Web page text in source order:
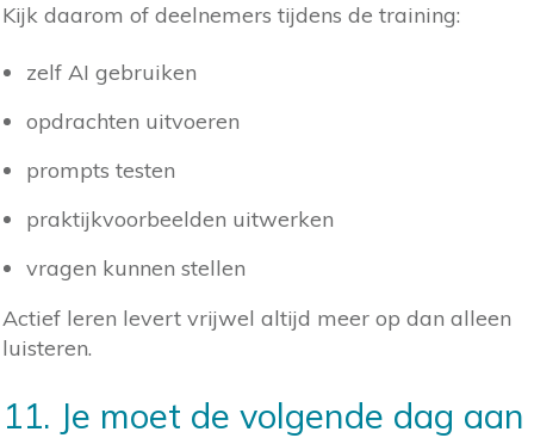
Kijk daarom of deelnemers tijdens de training:
zelf AI gebruiken
opdrachten uitvoeren
prompts testen
praktijkvoorbeelden uitwerken
vragen kunnen stellen
Actief leren levert vrijwel altijd meer op dan alleen
luisteren.
11. Je moet de volgende dag aan